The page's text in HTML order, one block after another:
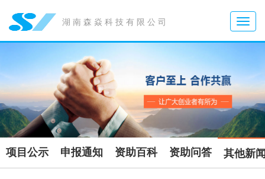
湖南森焱科技有限公司
Toggle
项目公示 申报通知 资助百科 资助问答 其他新